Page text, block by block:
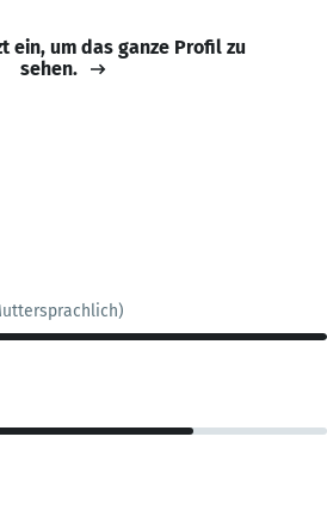
ein, um das ganze Profil zu
sehen.